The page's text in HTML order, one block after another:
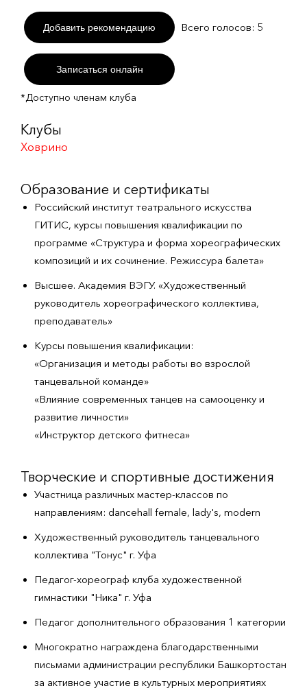
Добавить рекомендацию Всего голосов: 5
Записаться онлайн
*Доступно членам клуба
Клубы
Ховрино
Образование и сертификаты
Российский институт театрального искусства
ГИТИС, курсы повышения квалификации по
программе «Структура и форма хореографических
композиций и их сочинение. Режиссура балета»
Высшее. Академия ВЭГУ. «Художественный
руководитель хореографического коллектива,
преподаватель»
Курсы повышения квалификации:
«Организация и методы работы во взрослой
танцевальной команде»
«Влияние современных танцев на самооценку и
развитие личности»
«Инструктор детского фитнеса»
Творческие и спортивные достижения
Участница различных мастер-классов по
направлениям: dancehall female, lady's, modern
Художественный руководитель танцевального
коллектива "Тонус" г. Уфа
Педагог-хореограф клуба художественной
гимнастики "Ника" г. Уфа
Педагог дополнительного образования 1 категории
Многократно награждена благодарственными
письмами администрации республики Башкортостан
за активное участие в культурных мероприятиях